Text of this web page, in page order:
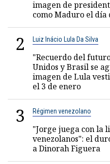
imagen de
como Maduro el día
2 Luiz Inácio Lula Da Silva
"Recuerdo del
Unidos y Brasil se
imagen de Lula
el 3 de enero
3 Régimen venezolano
"Jorge juega con la
venezolanos": el
a Dinorah Figuera